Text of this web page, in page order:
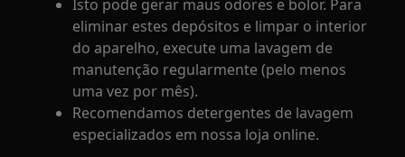
Isto pode gerar maus odores e bolor. Para
eliminar estes depósitos e limpar o interior
do aparelho, execute uma lavagem de
manutenção regularmente (pelo menos
uma vez por mês).
Recomendamos detergentes de lavagem
especializados em nossa loja online.